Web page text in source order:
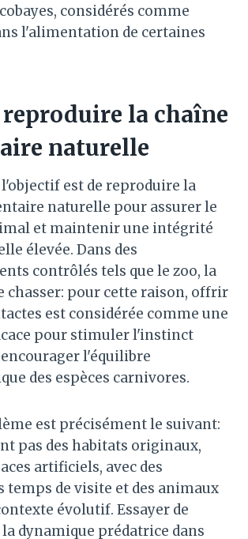
considérés comme
l'alimentation de certaines
la chaîne
naturelle
l'objectif est de reproduire la
naturelle pour assurer le
et maintenir une intégrité
élevée. Dans des
contrôlés tels que le zoo, la
chasser: pour cette raison, offrir
est considérée comme une
pour stimuler l'instinct
l'équilibre
des espèces carnivores.
est précisément le suivant:
pas des habitats originaux,
artificiels, avec des
temps de visite et des animaux
évolutif. Essayer de
dynamique prédatrice dans